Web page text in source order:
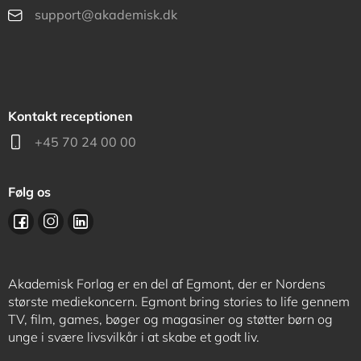
support@akademisk.dk
Kontakt receptionen
+45 70 24 00 00
Følg os
Akademisk Forlag er en del af Egmont, der er Nordens
største mediekoncern. Egmont bring stories to life gennem
TV, film, games, bøger og magasiner og støtter børn og
unge i svære livsvilkår i at skabe et godt liv.